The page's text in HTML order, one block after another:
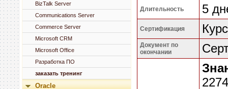
BizTalk Server
Communications Server
Commerce Server
Microsoft CRM
Microsoft Office
Разработка ПО
заказать тренинг
Oracle
Длительность 5
Сертификация
Документ по
окончании